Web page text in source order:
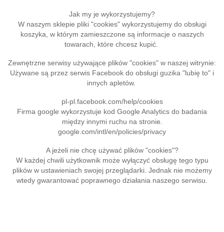
Jak my je wykorzystujemy?
W naszym sklepie pliki "cookies" wykorzystujemy do obsługi
koszyka, w którym zamieszczone są informacje o naszych
towarach, które chcesz kupić.
Zewnętrzne serwisy używające plików "cookies" w naszej witrynie:
Używane są przez serwis Facebook do obsługi guzika "lubię to" i
innych apletów.
pl-pl.facebook.com/help/cookies
Firma google wykorzystuje kod Google Analytics do badania
między innymi ruchu na stronie.
google.com/intl/en/policies/privacy
A jeżeli nie chcę używać plików "cookies"?
W każdej chwili użytkownik może wyłączyć obsługę tego typu
plików w ustawieniach swojej przeglądarki. Jednak nie możemy
wtedy gwarantować poprawnego działania naszego serwisu.